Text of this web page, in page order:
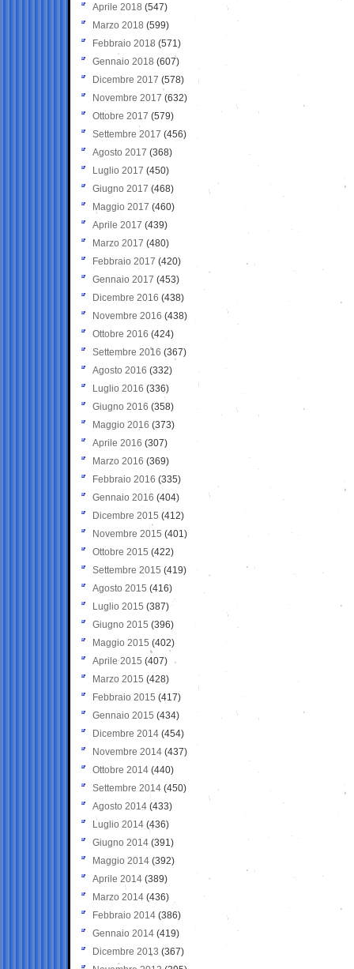
Aprile 2018 (547)
Marzo 2018 (599)
Febbraio 2018 (571)
Gennaio 2018 (607)
Dicembre 2017 (578)
Novembre 2017 (632)
Ottobre 2017 (579)
Settembre 2017 (456)
Agosto 2017 (368)
Luglio 2017 (450)
Giugno 2017 (468)
Maggio 2017 (460)
Aprile 2017 (439)
Marzo 2017 (480)
Febbraio 2017 (420)
Gennaio 2017 (453)
Dicembre 2016 (438)
Novembre 2016 (438)
Ottobre 2016 (424)
Settembre 2016 (367)
Agosto 2016 (332)
Luglio 2016 (336)
Giugno 2016 (358)
Maggio 2016 (373)
Aprile 2016 (307)
Marzo 2016 (369)
Febbraio 2016 (335)
Gennaio 2016 (404)
Dicembre 2015 (412)
Novembre 2015 (401)
Ottobre 2015 (422)
Settembre 2015 (419)
Agosto 2015 (416)
Luglio 2015 (387)
Giugno 2015 (396)
Maggio 2015 (402)
Aprile 2015 (407)
Marzo 2015 (428)
Febbraio 2015 (417)
Gennaio 2015 (434)
Dicembre 2014 (454)
Novembre 2014 (437)
Ottobre 2014 (440)
Settembre 2014 (450)
Agosto 2014 (433)
Luglio 2014 (436)
Giugno 2014 (391)
Maggio 2014 (392)
Aprile 2014 (389)
Marzo 2014 (436)
Febbraio 2014 (386)
Gennaio 2014 (419)
Dicembre 2013 (367)